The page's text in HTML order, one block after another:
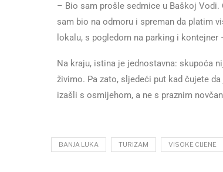
– Bio sam prošle sedmice u Baškoj
sam bio na odmoru i spreman da platim
lokalu, s pogledom na parking i kontejner
Na kraju, istina je jednostavna: skupoća
živimo. Pa zato, sljedeći put kad čujete
izašli s osmijehom, a ne s praznim
BANJA LUKA TURIZAM VISOKE CIJENE